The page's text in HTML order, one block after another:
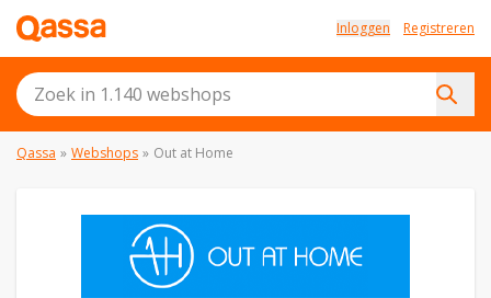
Inloggen Registreren
Qassa » Webshops » Out at Home